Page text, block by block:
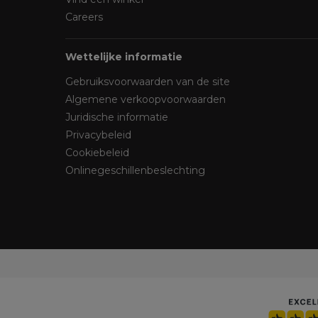
Careers
Wettelijke informatie
Gebruiksvoorwaarden van de site
Algemene verkoopvoorwaarden
Juridische informatie
Privacybeleid
Cookiebeleid
Onlinegeschillenbeslechting